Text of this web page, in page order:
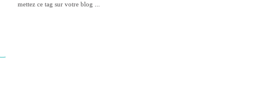
mettez ce tag sur votre blog ...